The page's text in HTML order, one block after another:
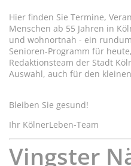
Hier finden Sie Termine,
Menschen ab 55 Jahren in
und wohnortnah - ein
Senioren-Programm für
Redaktionsteam der Stadt
Auswahl, auch für den
Bleiben Sie gesund!
Ihr KölnerLeben-Team
Vingster